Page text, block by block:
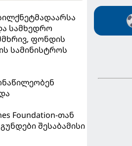
სამხედრო
ფონდის
სამინისტროს
Foundation-თან
შესაბამისი